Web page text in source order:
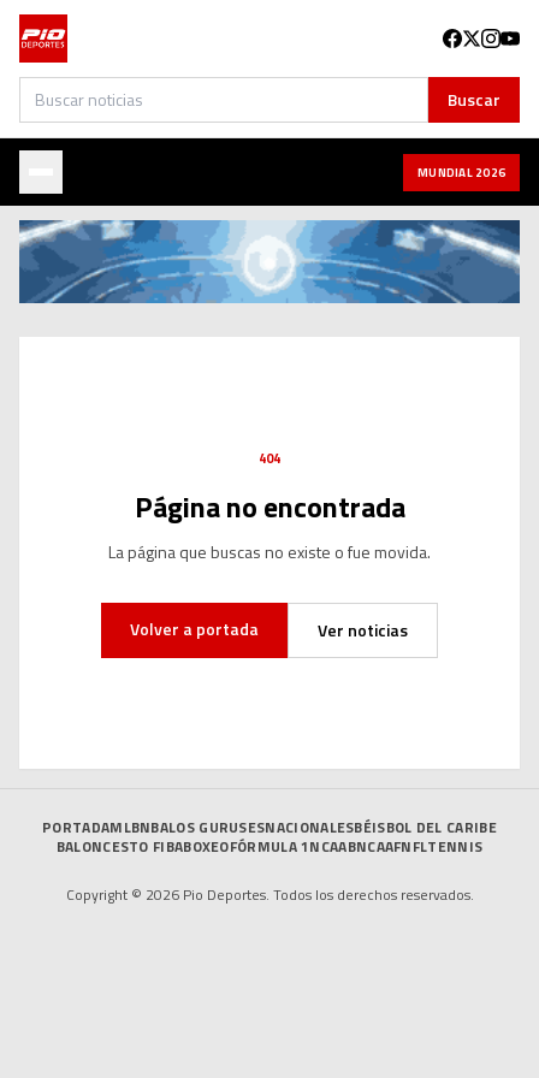
Buscar Buscar
MUNDIAL 2026
404
Página no encontrada
La página que buscas no existe o fue movida.
Volver a portada Ver noticias
PORTADAMLBNBALOS GURUSESNACIONALESBÉISBOL DEL CARIBE
BALONCESTO FIBABOXEOFÓRMULA 1NCAABNCAAFNFLTENNIS
Copyright © 2026 Pio Deportes. Todos los derechos reservados.